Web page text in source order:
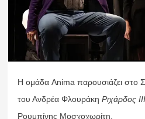
Η ομάδα Anima παρουσιάζει στο
του Ανδρέα ΦλουράκηΡιχάρδος
Ρουμπίνης Μοσχοχωρίτη.